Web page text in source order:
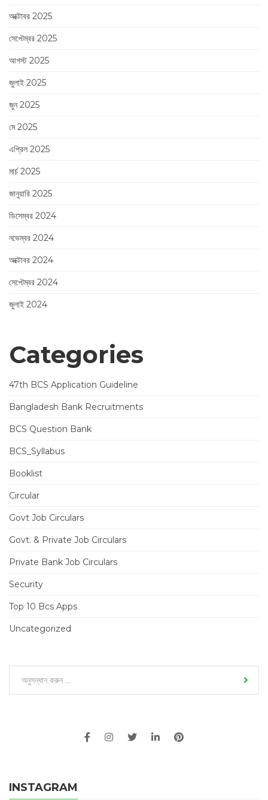
অক্টোবর 2025
সেপ্টেম্বর 2025
আগস্ট 2025
জুলাই 2025
জুন 2025
মে 2025
এপ্রিল 2025
মার্চ 2025
জানুয়ারি 2025
ডিসেম্বর 2024
নভেম্বর 2024
অক্টোবর 2024
সেপ্টেম্বর 2024
জুলাই 2024
Categories
47th BCS Application Guideline
Bangladesh Bank Recruitments
BCS Question Bank
BCS_Syllabus
Booklist
Circular
Govt Job Circulars
Govt. & Private Job Circulars
Private Bank Job Circulars
Security
Top 10 Bcs Apps
Uncategorized
INSTAGRAM